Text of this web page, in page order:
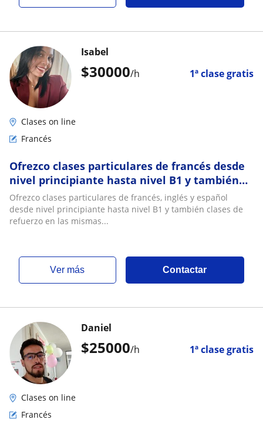
$30000/h 1ª clase gratis
Isabel
Clases on line
Francés
Ofrezco clases particulares de francés desde
nivel principiante hasta nivel B1 y también
clases de refuerzo en la misma área
Ofrezco clases particulares de francés, inglés y español
desde nivel principiante hasta nivel B1 y también clases de
refuerzo en las mismas...
ver más Contactar
$25000/h 1ª clase gratis
Daniel
Clases on line
Francés